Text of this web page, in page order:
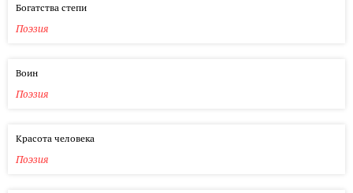
Богатства степи
Поэзия
Воин
Поэзия
Красота человека
Поэзия